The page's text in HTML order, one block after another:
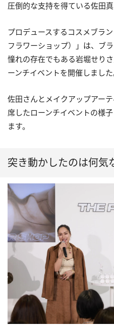
圧倒的な支持を得ている佐田真
プロデュースするコスメブラン
フラワーショップ）」は、ブ
憧れの存在でもある岩堀せり
ーンチイベントを開催しました
佐田さんとメイクアップアー
席したローンチイベントの様
ます。
突き動かしたのは何気